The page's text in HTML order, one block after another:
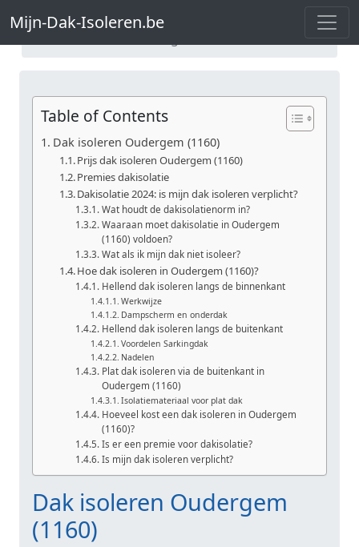
Mijn-Dak-Isoleren.be
Mijn-Dak-Isoleren.be
Table of Contents
Dak isoleren Oudergem (1160)
Prijs dak isoleren Oudergem (1160)
Premies dakisolatie
Dakisolatie 2024: is mijn dak isoleren verplicht?
Wat houdt de dakisolatienorm in?
Waaraan moet dakisolatie in Oudergem
(1160) voldoen?
Wat als ik mijn dak niet isoleer?
Hoe dak isoleren in Oudergem (1160)?
Hellend dak isoleren langs de binnenkant
Werkwijze
Dampscherm en onderdak
Hellend dak isoleren langs de buitenkant
Voordelen Sarkingdak
Nadelen
Plat dak isoleren via de buitenkant in
Oudergem (1160)
Isolatiemateriaal voor plat dak
Hoeveel kost een dak isoleren in Oudergem
(1160)?
Is er een premie voor dakisolatie?
Is mijn dak isoleren verplicht?
Dak isoleren Oudergem
(1160)